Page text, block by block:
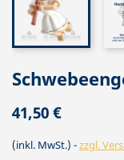
41,50 €
(inkl. MwSt.) zzgl.